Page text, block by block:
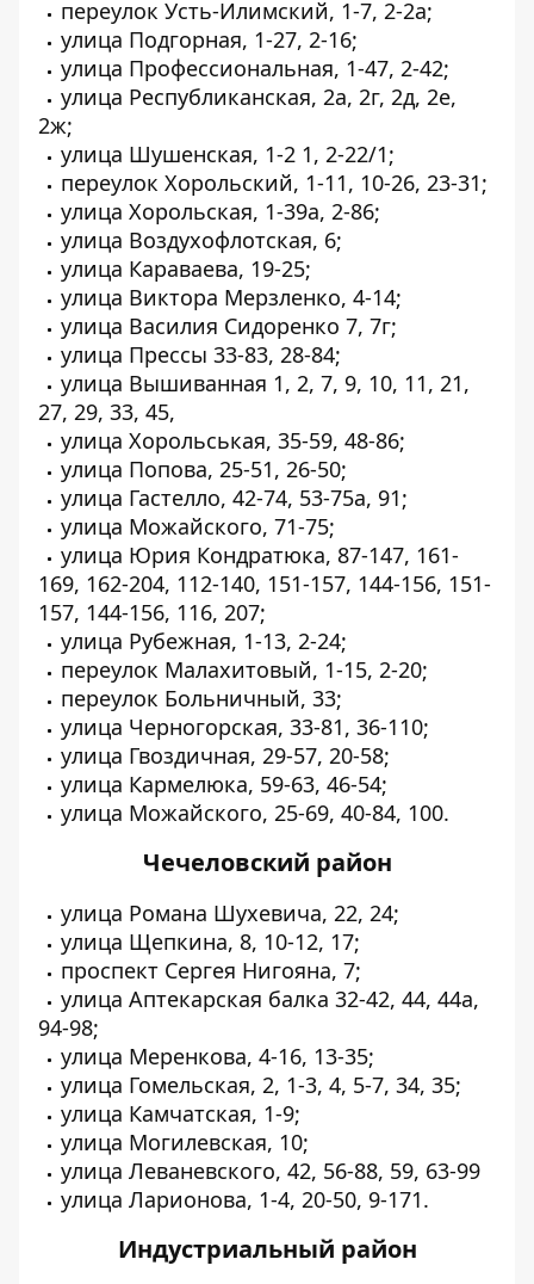
переулок Усть-Илимский, 1-7, 2-2а;
улица Подгорная, 1-27, 2-16;
улица Профессиональная, 1-47, 2-42;
улица Республиканская, 2а, 2г, 2д, 2е,
2ж;
улица Шушенская, 1-2 1, 2-22/1;
переулок Хорольский, 1-11, 10-26, 23-31;
улица Хорольская, 1-39а, 2-86;
улица Воздухофлотская, 6;
улица Караваева, 19-25;
улица Виктора Мерзленко, 4-14;
улица Василия Сидоренко 7, 7г;
улица Прессы 33-83, 28-84;
улица Вышиванная 1, 2, 7, 9, 10, 11, 21,
27, 29, 33, 45,
улица Хорольськая, 35-59, 48-86;
улица Попова, 25-51, 26-50;
улица Гастелло, 42-74, 53-75а, 91;
улица Можайского, 71-75;
улица Юрия Кондратюка, 87-147, 161-
169, 162-204, 112-140, 151-157, 144-156, 151-
157, 144-156, 116, 207;
улица Рубежная, 1-13, 2-24;
переулок Малахитовый, 1-15, 2-20;
переулок Больничный, 33;
улица Черногорская, 33-81, 36-110;
улица Гвоздичная, 29-57, 20-58;
улица Кармелюка, 59-63, 46-54;
улица Можайского, 25-69, 40-84, 100.
Чечеловский район
улица Романа Шухевича, 22, 24;
улица Щепкина, 8, 10-12, 17;
проспект Сергея Нигояна, 7;
улица Аптекарская балка 32-42, 44, 44а,
94-98;
улица Меренкова, 4-16, 13-35;
улица Гомельская, 2, 1-3, 4, 5-7, 34, 35;
улица Камчатская, 1-9;
улица Могилевская, 10;
улица Леваневского, 42, 56-88, 59, 63-99
улица Ларионова, 1-4, 20-50, 9-171.
Индустриальный район